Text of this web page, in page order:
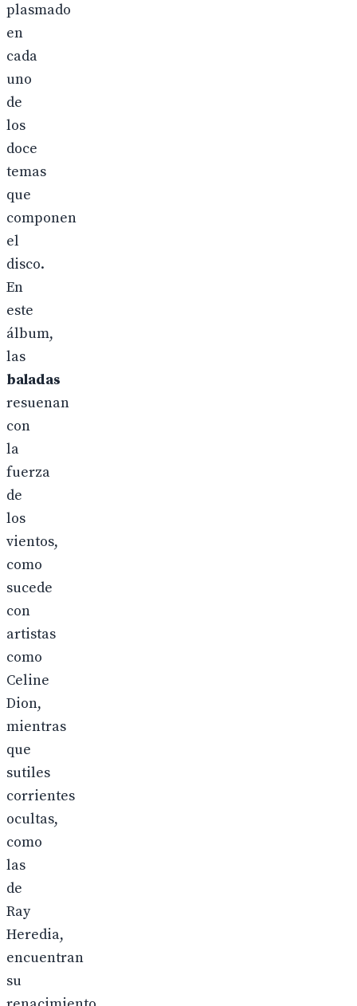
plasmado
en
cada
uno
de
los
doce
temas
que
componen
el
disco.
En
este
álbum,
las
baladas
resuenan
con
la
fuerza
de
los
vientos,
como
sucede
con
artistas
como
Celine
Dion,
mientras
que
sutiles
corrientes
ocultas,
como
las
de
Ray
Heredia,
encuentran
su